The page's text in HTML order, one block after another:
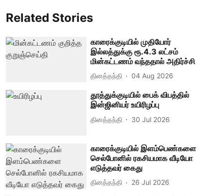
Related Stories
காரைக்குடியில் முதியோர்
இல்லத்துக்கு ரூ.4.3 லட்சம்
மின்கட்டணம் வந்ததால் அதிர்ச்சி
தினத்தந்தி 04 Aug 2026
தூத்துக்குடியில் பைக் விபத்தில்
இன்ஜினியர் உயிரிழப்பு
தினத்தந்தி 30 Jul 2026
காரைக்குடியில் இளம்பெண்களை
செல்போனில் ரகசியமாக வீடியோ
எடுத்தவர் கைது
தினத்தந்தி 26 Jul 2026